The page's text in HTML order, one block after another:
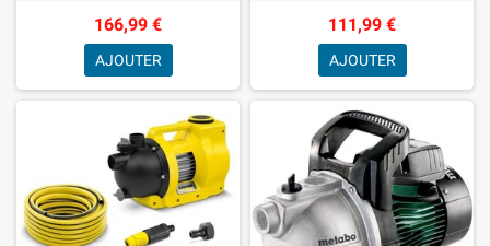
166,99 €
AJOUTER
111,99 €
AJOUTER